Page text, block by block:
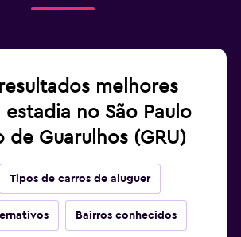
melhores
estadia no São Paulo
Guarulhos (GRU)
Tipos de carros de aluguer
Bairros conhecidos